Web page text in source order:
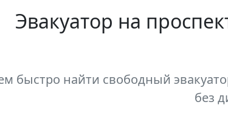
Эвакуатор на
быстро найти свободный
без